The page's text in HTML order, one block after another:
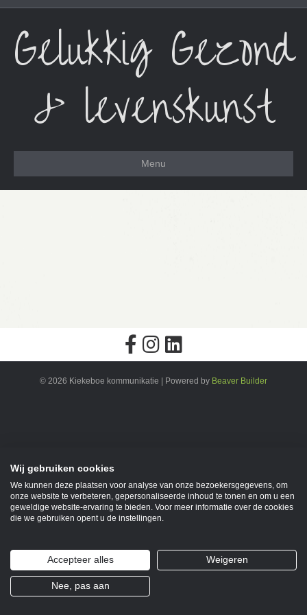
Gelukkig Gezond
& levenskunst
Menu
© 2026 Kiekeboe kommunikatie Powered by Beaver Builder
Wij gebruiken cookies
We kunnen deze plaatsen voor analyse van onze bezoekersgegevens, om
onze website te verbeteren, gepersonaliseerde inhoud te tonen en om u een
geweldige website-ervaring te bieden. Voor meer informatie over de cookies
die we gebruiken opent u de instellingen.
Accepteer alles Weigeren
Nee, pas aan